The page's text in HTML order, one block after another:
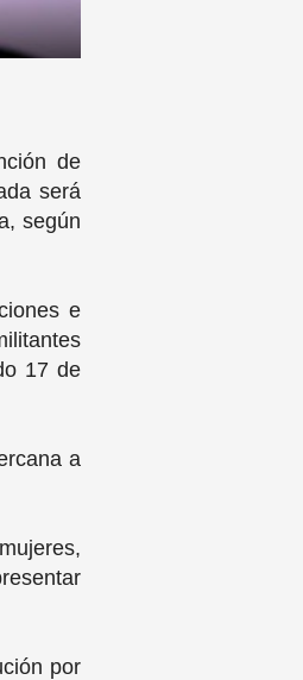
de
será
según
e
17 de
a
por